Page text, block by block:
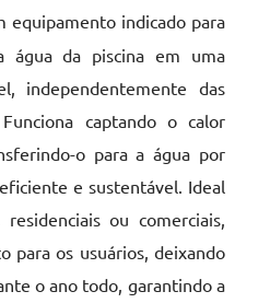
equipamento indicado para
água da piscina em uma
independentemente das
captando o calor
o para a água por
e sustentável. Ideal
ou comerciais,
para os usuários, deixando
o ano todo, garantindo a